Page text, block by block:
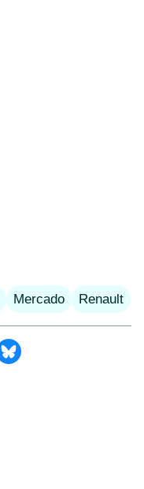
Mercado Renault